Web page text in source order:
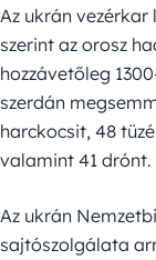
Az ukrán
szerint az orosz
hozzávetőleg
szerdán
harckocsit, 48
valamint 41 drónt.
Az ukrán
sajtószolgálata